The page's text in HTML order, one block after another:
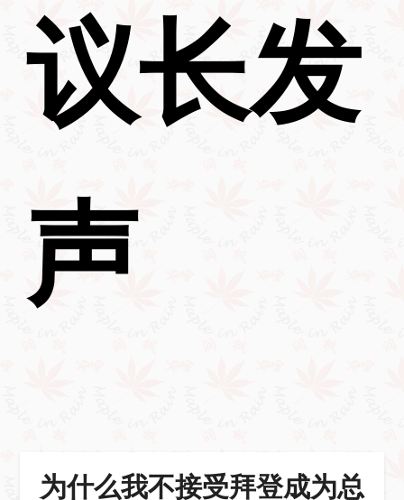
议长发
声
为什么我不接受拜登成为总